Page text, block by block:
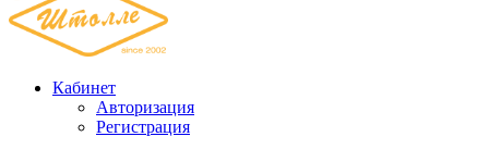
Кабинет
Авторизация
Регистрация